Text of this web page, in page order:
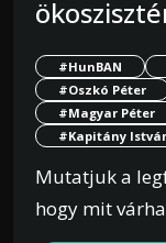
#HunBAN
#Oszkó Péter
#Magyar Péter
#Kapitány
Mutatjuk a
hogy mit